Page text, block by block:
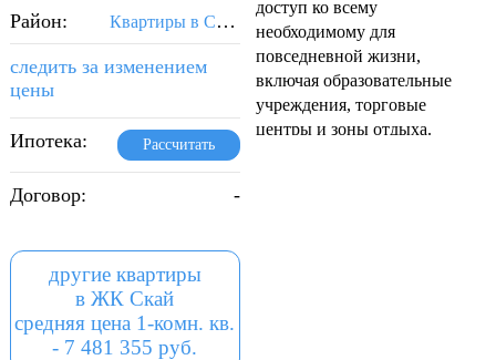
Район: Квартиры в Советском районе Самары
следить за изменением
цены
Ипотека: Рассчитать
Договор: -
другие квартиры
в ЖК Скай
средняя цена 1-комн. кв.
- 7 481 355 руб.
доступ ко всему
необходимому для
повседневной жизни,
включая образовательные
учреждения, торговые
центры и зоны отдыха.